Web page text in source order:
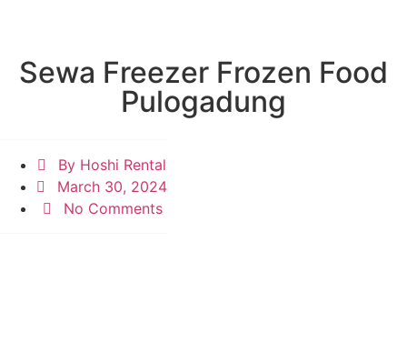
Sewa Freezer Frozen Food
Pulogadung
By Hoshi Rental
March 30, 2024
No Comments